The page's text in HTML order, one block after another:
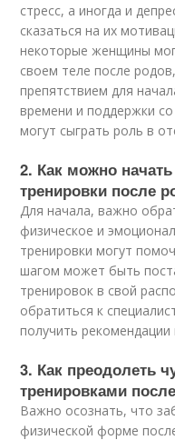
стресс, а иногда и
сказаться на их
некоторые женщины
своем теле после
препятствием для
времени и поддержки
могут сыграть роль в
2. Как можно
тренировки после
Для начала, важно
физическое и
тренировки могут
шагом может быть
тренировок в свой
обратиться к
получить
3. Как преодолеть
тренировками
Важно осознать, что
физической форме